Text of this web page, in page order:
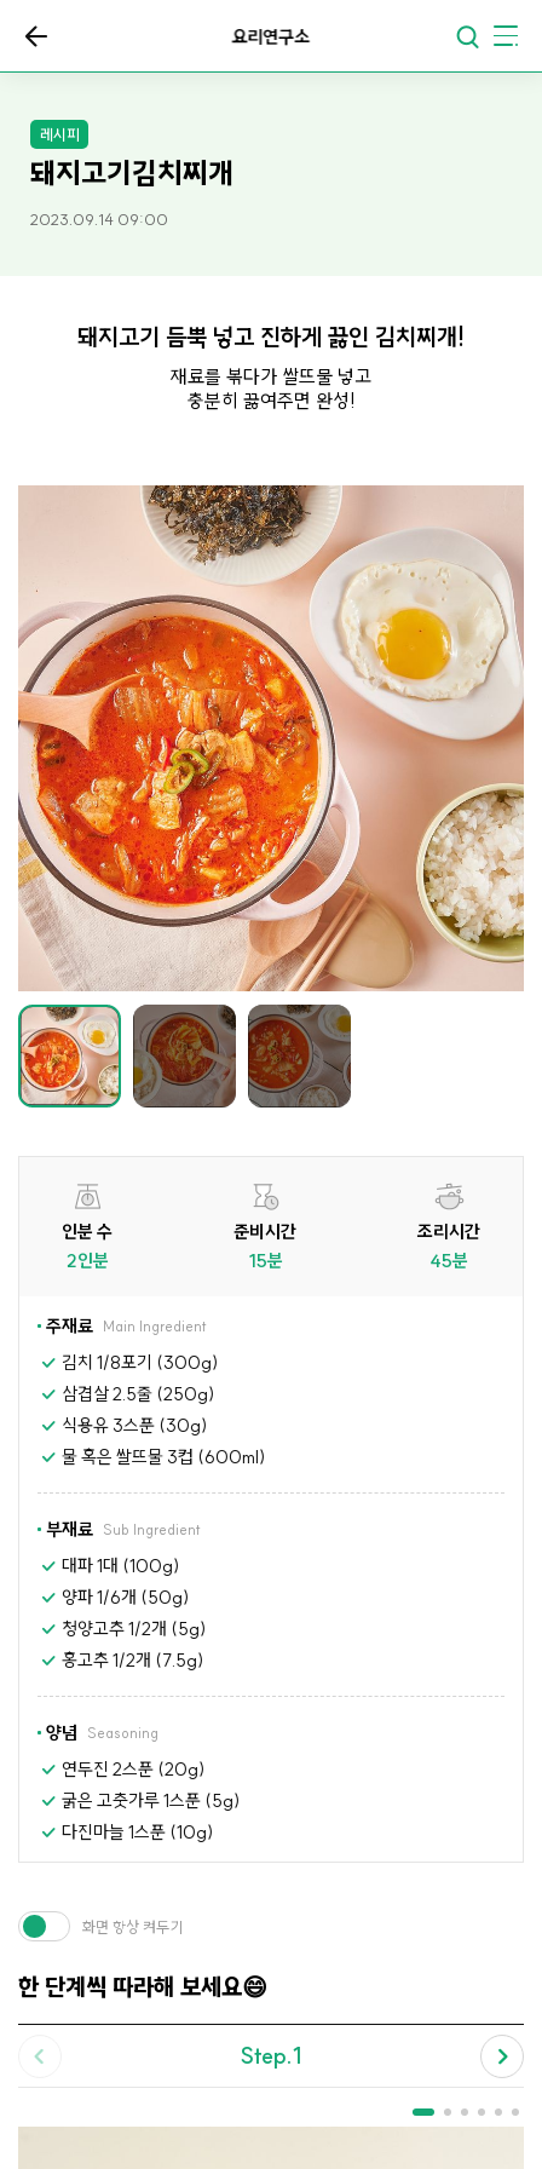
요리연구소
레시피
돼지고기김치찌개
2023.09.14 09:00
돼지고기 듬뿍 넣고 진하게 끓인 김치찌개!
재료를 볶다가 쌀뜨물 넣고
충분히 끓여주면 완성!
인분 수
2인분
준비시간
15분
조리시간
45분
주재료 Main Ingredient
김치 1/8포기 (300g)
삼겹살 2.5줄 (250g)
식용유 3스푼 (30g)
물 혹은 쌀뜨물 3컵 (600ml)
부재료 Sub Ingredient
대파 1대 (100g)
양파 1/6개 (50g)
청양고추 1/2개 (5g)
홍고추 1/2개 (7.5g)
양념 Seasoning
연두진 2스푼 (20g)
굵은 고춧가루 1스푼 (5g)
다진마늘 1스푼 (10g)
한 단계씩 따라해 보세요😄
화면 항상 켜두기
Step.1